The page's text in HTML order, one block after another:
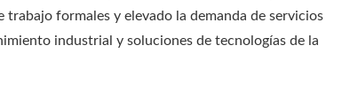
formales y elevado la demanda de servicios
industrial y soluciones de tecnologías de la